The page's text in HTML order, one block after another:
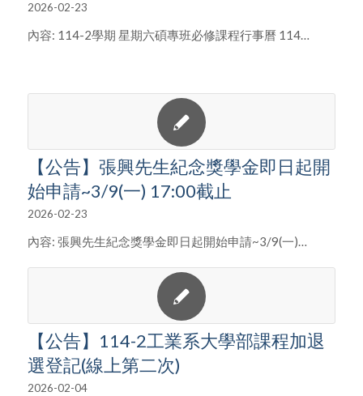
2026-02-23
內容: 114-2學期 星期六碩專班必修課程行事曆 114…
【公告】張興先生紀念獎學金即日起開
始申請~3/9(一) 17:00截止
2026-02-23
內容: 張興先生紀念獎學金即日起開始申請~3/9(一)…
【公告】114-2工業系大學部課程加退
選登記(線上第二次)
2026-02-04